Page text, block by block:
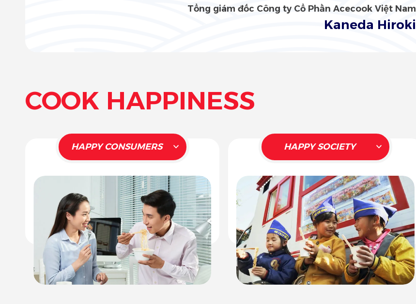
Tổng giám đốc Công ty Cổ Phần Acecook Việt Nam
Kaneda Hiroki
COOK HAPPINESS
HAPPY CONSUMERS
HẠNH PHÚC
HAPPY SOCIETY
XÃ HỘI HẠNH PHÚC